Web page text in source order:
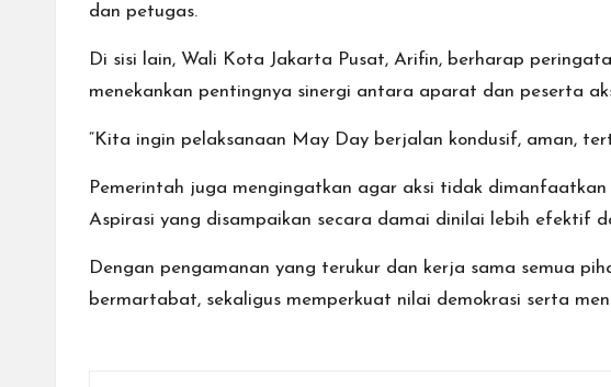
dan petugas.
Di sisi lain, Wali Kota Jakarta Pusat, Arifin, berharap
menekankan pentingnya sinergi antara aparat dan peserta
“Kita ingin pelaksanaan May Day berjalan kondusif, aman,
Pemerintah juga mengingatkan agar aksi tidak
Aspirasi yang disampaikan secara damai dinilai lebih efektif
Dengan pengamanan yang terukur dan kerja sama semua
bermartabat, sekaligus memperkuat nilai demokrasi serta